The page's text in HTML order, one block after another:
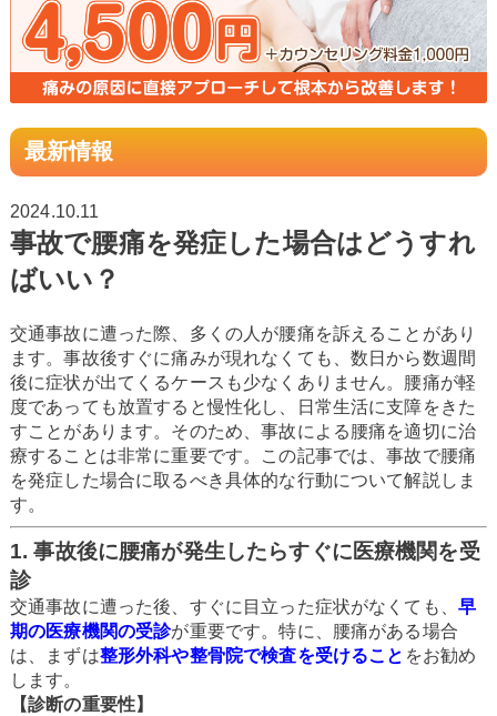
最新情報
2024.10.11
事故で腰痛を発症した場合はどうすれ
ばいい？
交通事故に遭った際、多くの人が腰痛を訴えることがあり
ます。事故後すぐに痛みが現れなくても、数日から数週間
後に症状が出てくるケースも少なくありません。腰痛が軽
度であっても放置すると慢性化し、日常生活に支障をきた
すことがあります。そのため、事故による腰痛を適切に治
療することは非常に重要です。この記事では、事故で腰痛
を発症した場合に取るべき具体的な行動について解説しま
す。
1. 事故後に腰痛が発生したらすぐに医療機関を受
診
交通事故に遭った後、すぐに目立った症状がなくても、 早
期の医療機関の受診が重要です。特に、腰痛がある場合
は、まずは整形外科や整骨院で検査を受けること をお勧め
します。
【診断の重要性】